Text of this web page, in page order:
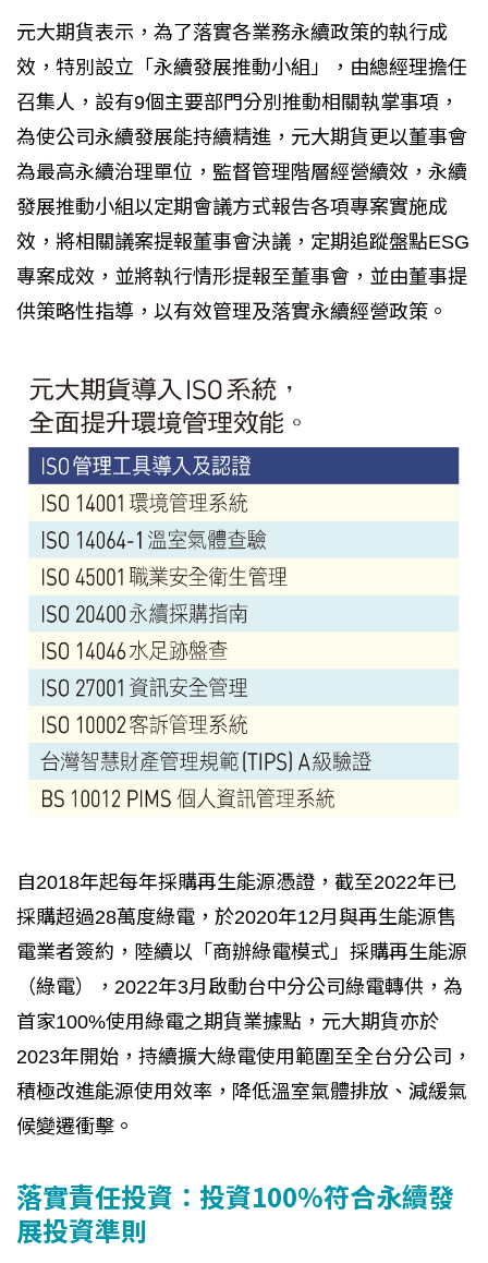
元大期貨表示，為了落實各業務永續政策的執行成
效，特別設立「永續發展推動小組」，由總經理擔任
召集人，設有9個主要部門分別推動相關執掌事項，
為使公司永續發展能持續精進，元大期貨更以董事會
為最高永續治理單位，監督管理階層經營續效，永續
發展推動小組以定期會議方式報告各項專案實施成
效，將相關議案提報董事會決議，定期追蹤盤點ESG
專案成效，並將執行情形提報至董事會，並由董事提
供策略性指導，以有效管理及落實永續經營政策。
自2018年起每年採購再生能源憑證，截至2022年已
採購超過28萬度綠電，於2020年12月與再生能源售
電業者簽約，陸續以「商辦綠電模式」採購再生能源
（綠電），2022年3月啟動台中分公司綠電轉供，為
首家100%使用綠電之期貨業據點，元大期貨亦於
2023年開始，持續擴大綠電使用範圍至全台分公司，
積極改進能源使用效率，降低溫室氣體排放、減緩氣
候變遷衝擊。
落實責任投資：投資100%符合永續發
展投資準則